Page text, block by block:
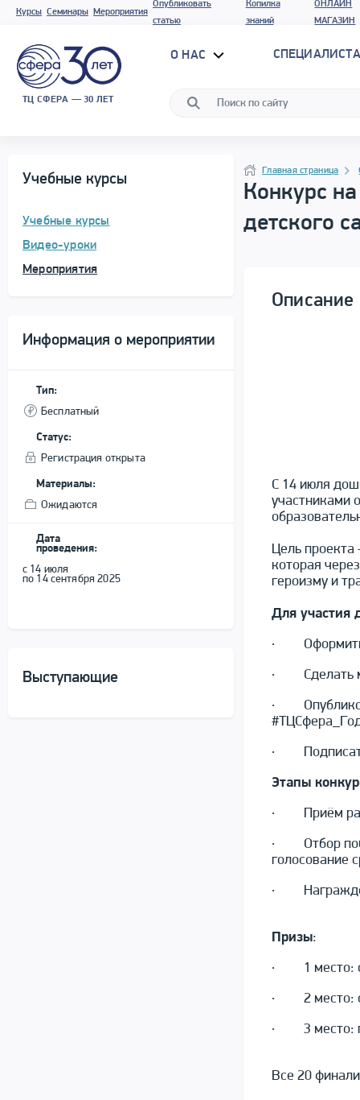
Курсы Семинары Мероприятия
Опубликовать
статью
Копилка
знаний
ОНЛАЙН
МАГАЗИН
ТЦ СФЕРА — 30 ЛЕТ
О НАС
Учебные курсы
Учебные курсы
Видео-уроки
Мероприятия
Информация о мероприятии
Тип:
Бесплатный
Статус:
Регистрация открыта
Материалы:
Ожидаются
Дата
проведения:
с 14 июля
по 14 сентября 2025
Выступающие
НавигацияГлавная страница
Конкурс
детского
Описание
С 14 июля
участниками
Цель
которая
героизму и
Для участия
· Оформить
· Сделать
·
·
Этапы
· Приём
· Отбор
голосование
·
Призы:
· 1 место:
· 2 место:
· 3 место:
Все 20